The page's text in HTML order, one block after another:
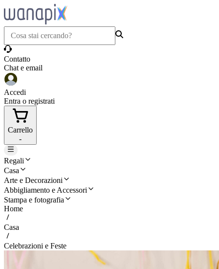
Contatto
Chat e email
Accedi
Entra o registrati
Carrello
-
Regali
Casa
Arte e Decorazioni
Abbigliamento e Accessori
Stampa e fotografia
Home
Casa
Celebrazioni e Feste